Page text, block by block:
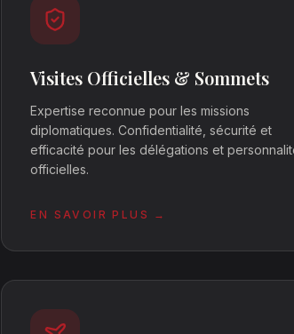
Visites Officielles & Sommets
Expertise reconnue pour les missions
diplomatiques. Confidentialité, sécurité et
efficacité pour les délégations et
officielles.
EN SAVOIR PLUS →